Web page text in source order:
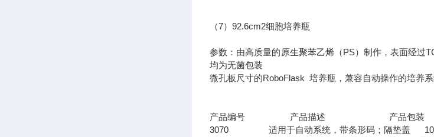
（7）92.6cm2细胞培养瓶
参数：由高质量的原生聚苯乙烯（PS）制作，表面经过
均为无菌包装
微孔板尺寸的RoboFlask 培养瓶，兼容自动操作的培养
产品编号 产品描述 产品包装
3070 适用于自动系统，带条形码；隔垫盖 100